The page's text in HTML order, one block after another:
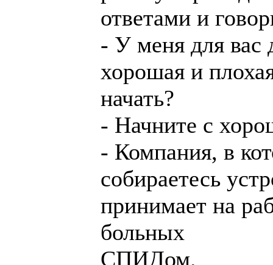
ответами и
- У меня для вас
хорошая и
начать?
- Начните с
- Компания, в
собираетесь
принимает на
больных
СПИДом.